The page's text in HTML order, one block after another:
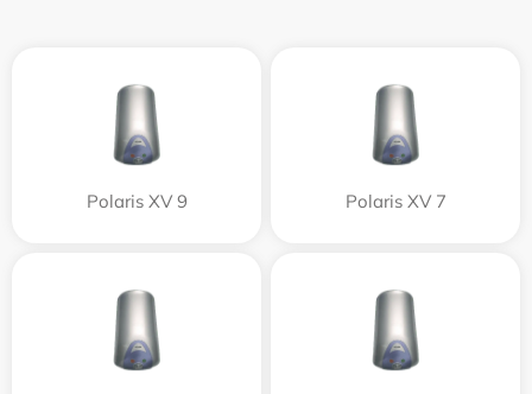
Polaris XV 9 Polaris XV 7